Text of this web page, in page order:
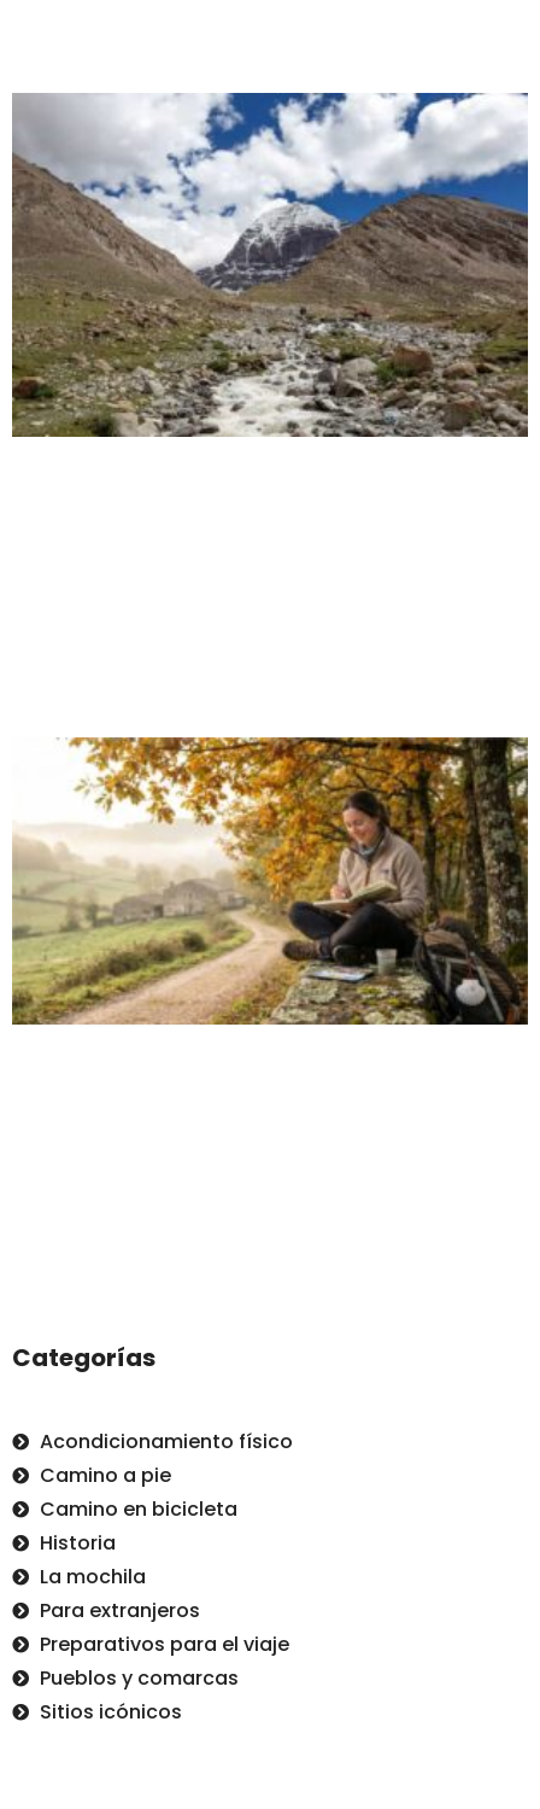
Categorías
Acondicionamiento físico
Camino a pie
Camino en bicicleta
Historia
La mochila
Para extranjeros
Preparativos para el viaje
Pueblos y comarcas
Sitios icónicos